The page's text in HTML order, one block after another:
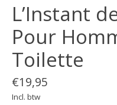
L’Instant
Pour
Toilette
€19,95
Incl. btw